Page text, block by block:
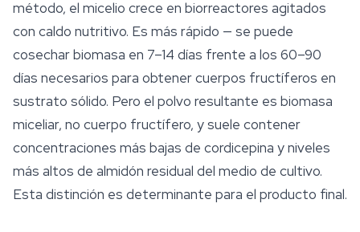
método, el micelio crece en biorreactores agitados
con caldo nutritivo. Es más rápido — se puede
cosechar biomasa en 7–14 días frente a los 60–90
días necesarios para obtener cuerpos fructíferos en
sustrato sólido. Pero el polvo resultante es biomasa
miceliar, no cuerpo fructífero, y suele contener
concentraciones más bajas de cordicepina y niveles
más altos de almidón residual del medio de cultivo.
Esta distinción es determinante para el producto final.